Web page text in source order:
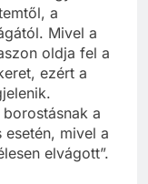
a
Mivel a
oldja fel a
ezért a
a
mivel a
elvágott”.